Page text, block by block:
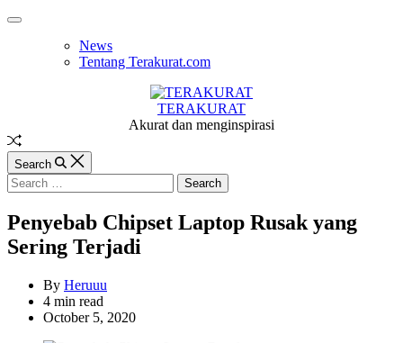
Skip
Off
News
Tentang Terakurat.com
TERAKURAT
Akurat dan menginspirasi
Random
Article
Search
Search
for:
Penyebab Chipset Laptop Rusak yang
Sering Terjadi
By Heruuu
Estimated
read
4 min read
October 5, 2020